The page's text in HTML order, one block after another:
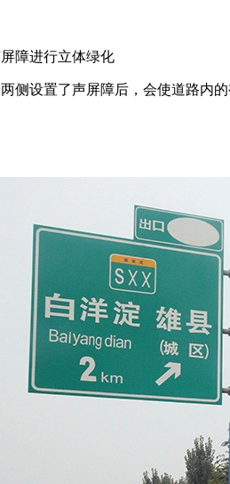
障进行立体绿化
两侧设置了声屏障后，会使道路内